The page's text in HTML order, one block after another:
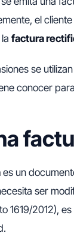
el
factura
se
conocer
es un
ser
1619/2012),